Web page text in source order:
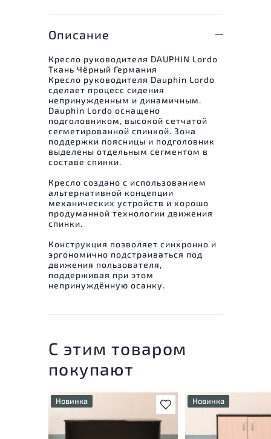
Описание
Кресло руководителя DAUPHIN Lordo
Ткань Чёрный Германия
Кресло руководителя Dauphin Lordo
сделает процесс сидения
непринужденным и динамичным.
Dauphin Lordo оснащено
подголовником, высокой сетчатой
сегметированной спинкой. Зона
поддержки поясницы и подголовник
выделены отдельным сегментом в
составе спинки.
Кресло создано с использованием
альтернативной концепции
механических устройств и хорошо
продуманной технологии движения
спинки.
Конструкция позволяет синхронно и
эргономично подстраиваться под
движения пользователя,
поддерживая при этом
непринуждённую осанку.
С этим товаром
покупают
В избранное
Новинка
У товара присутствуют
незначительные следы
эксплуатации, не влияющие
Новинка
У товара
незначительные
эксплуатации, не